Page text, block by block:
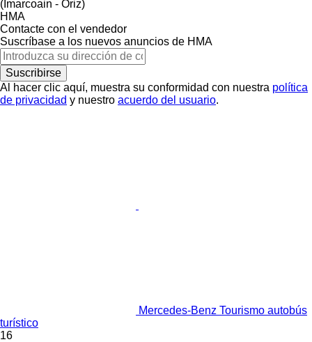
(Imarcoain - Oriz)
HMA
Contacte con el vendedor
Suscríbase a los nuevos anuncios de HMA
Suscribirse
Al hacer clic aquí, muestra su conformidad con nuestra política
de privacidad y nuestro acuerdo del usuario.
Mercedes-Benz Tourismo autobús
turístico
16